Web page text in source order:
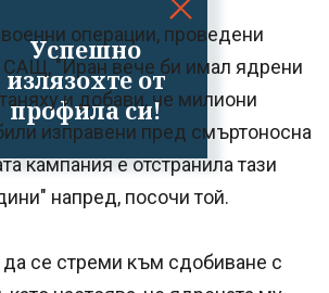
Успешно
излязохте от
профила си!
операции, проведени
"Иран вече би имал ядрени
и добави, че милиони
изправени пред смъртоносна
кампания е отстранила тази
напред, посочи той.
да се стреми към сдобиване с